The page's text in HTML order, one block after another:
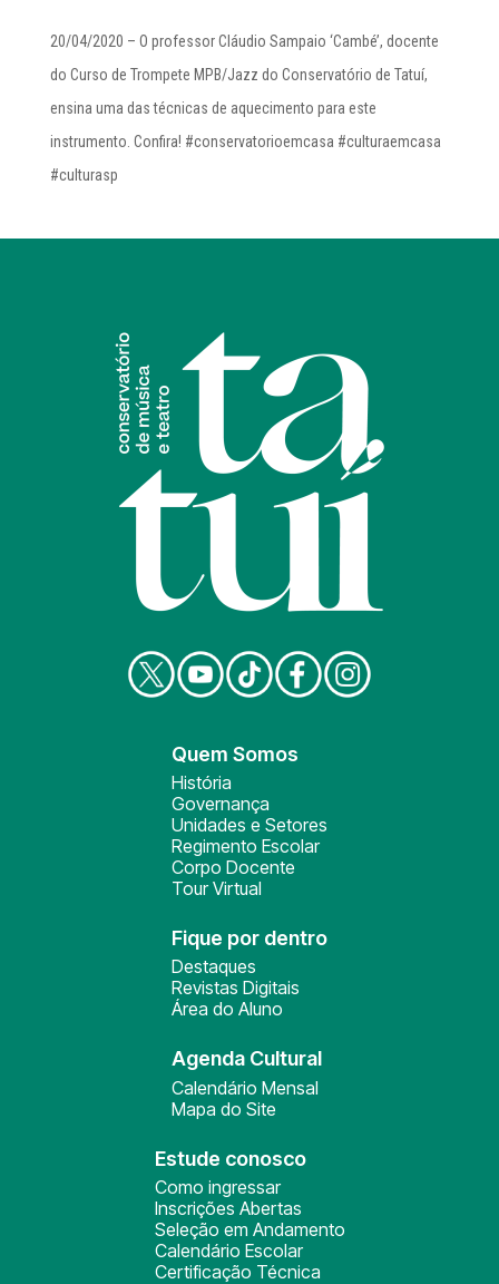
20/04/2020 – O professor Cláudio Sampaio ‘Cambé’, docente
do Curso de Trompete MPB/Jazz do Conservatório de Tatuí,
ensina uma das técnicas de aquecimento para este
instrumento. Confira! #conservatorioemcasa #culturaemcasa
#culturasp
Quem Somos
História
Governança
Unidades e Setores
Regimento Escolar
Corpo Docente
Tour Virtual
Fique por dentro
Destaques
Revistas Digitais
Área do Aluno
Agenda Cultural
Calendário Mensal
Mapa do Site
Estude conosco
Como ingressar
Inscrições Abertas
Seleção em Andamento
Calendário Escolar
Certificação Técnica